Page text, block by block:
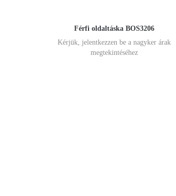
Férfi oldaltáska BOS3206
Kérjük, jelentkezzen be a nagyker árak
megtekintéséhez